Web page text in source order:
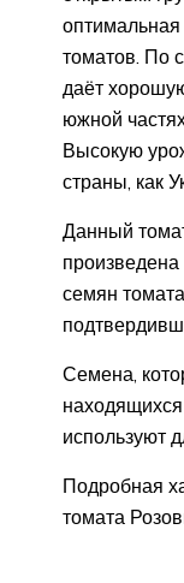
томатов. По
даёт
южной
Высокую
страны, как
Данный
семян
Семена,
находящихся
используют
Подробная
томата